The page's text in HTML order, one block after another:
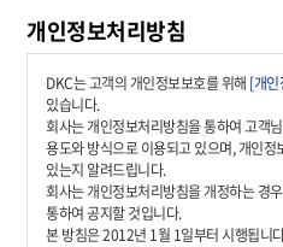
개인정보처리방침
DKC는 고객의 개인정보보호를 위해 [개
있습니다.
회사는 개인정보처리방침을 통하여 고객
용도와 방식으로 이용되고 있으며, 개인
있는지 알려드립니다.
회사는 개인정보처리방침을 개정하는 경
통하여 공지할 것입니다.
본 방침은 2012년 1월 1일부터 시행됩니